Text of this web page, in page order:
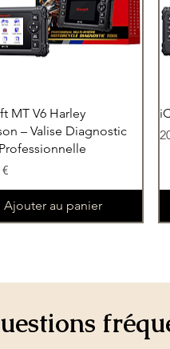
Aperçu rapide
MT V6 Harley
– Valise Diagnostic
Ajouter au panier